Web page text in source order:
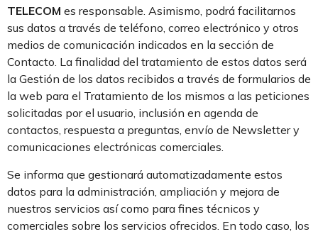
TELECOM es responsable. Asimismo, podrá facilitarnos
sus datos a través de teléfono, correo electrónico y otros
medios de comunicación indicados en la sección de
Contacto. La finalidad del tratamiento de estos datos será
la Gestión de los datos recibidos a través de formularios de
la web para el Tratamiento de los mismos a las peticiones
solicitadas por el usuario, inclusión en agenda de
contactos, respuesta a preguntas, envío de Newsletter y
comunicaciones electrónicas comerciales.
Se informa que gestionará automatizadamente estos
datos para la administración, ampliación y mejora de
nuestros servicios así como para fines técnicos y
comerciales sobre los servicios ofrecidos. En todo caso, los